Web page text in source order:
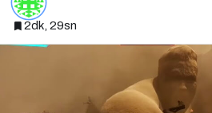
2dk, 29sn